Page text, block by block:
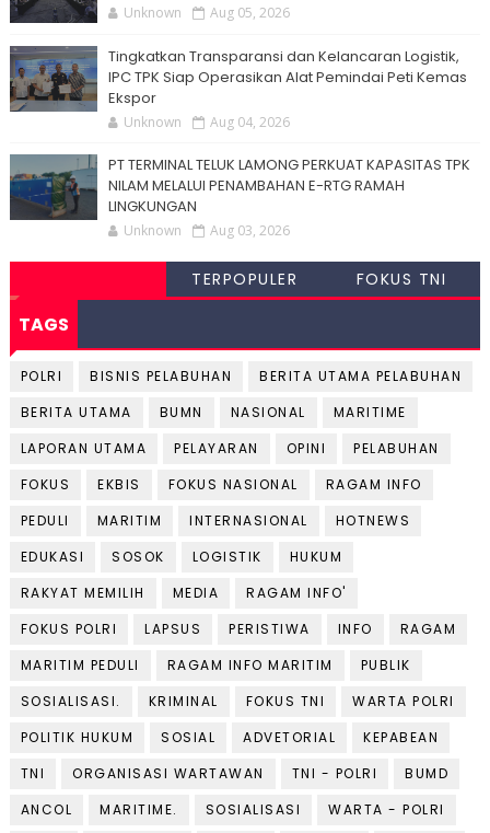
Unknown Aug 05, 2026
Tingkatkan Transparansi dan Kelancaran Logistik,
IPC TPK Siap Operasikan Alat Pemindai Peti Kemas
Ekspor
Unknown Aug 04, 2026
PT TERMINAL TELUK LAMONG PERKUAT KAPASITAS TPK
NILAM MELALUI PENAMBAHAN E-RTG RAMAH
LINGKUNGAN
Unknown Aug 03, 2026
TERPOPULER FOKUS TNI
TAGS
POLRI BISNIS PELABUHAN
BERITA UTAMA PELABUHAN
BERITA UTAMA
BUMN NASIONAL
MARITIME
LAPORAN UTAMA
PELAYARAN OPINI
PELABUHAN
FOKUS
EKBIS FOKUS NASIONAL
RAGAM INFO
PEDULI
MARITIM INTERNASIONAL
HOTNEWS
EDUKASI
SOSOK LOGISTIK
HUKUM
RAKYAT MEMILIH
MEDIA
RAGAM INFO'
FOKUS POLRI
LAPSUS PERISTIWA INFO
RAGAM
MARITIM PEDULI
RAGAM INFO MARITIM
PUBLIK
SOSIALISASI.
KRIMINAL FOKUS TNI
WARTA POLRI
POLITIK HUKUM
SOSIAL ADVETORIAL
KEPABEAN
TNI
ORGANISASI WARTAWAN TNI - POLRI
BUMD
ANCOL
MARITIME. SOSIALISASI
WARTA - POLRI